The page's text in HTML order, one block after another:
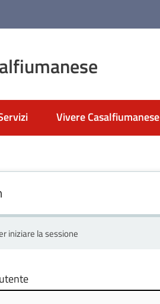
Vivere Casalfiumanese
iniziare la sessione